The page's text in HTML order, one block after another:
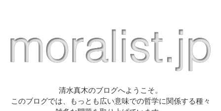
清水真木のブログへようこそ。
このブログでは、もっとも広い意味での哲学に関係する種々